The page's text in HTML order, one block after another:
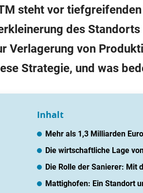
steht vor
des
Verlagerung von
Strategie, und was
Inhalt
Mehr als 1,3 Milliarden
Die wirtschaftliche Lage
Die Rolle der Sanierer: Mit
Mattighofen: Ein Standort